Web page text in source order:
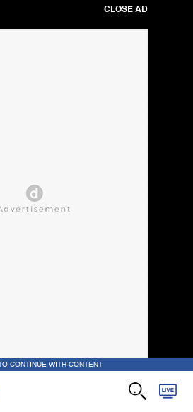
CLOSE AD
CONTINUE WITH CONTENT